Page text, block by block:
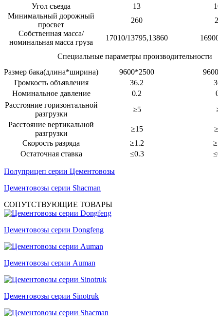
Угол съезда
13
Минимальный дорожный
просвет
260
Собственная масса/
номинальная масса груза
17010/13795,13860
Специальные параметры производительности
Размер бака(длина*ширина)
9600*2500
Громкость объявления
36.2
Номинальное давление
0.2
Расстояние горизонтальной
разгрузки
≥5
Расстояние вертикальной
разгрузки
≥15
Скорость разряда
≥1.2
Остаточная ставка
≤0.3
Полуприцеп серии Цементовозы
Цементовозы серии Shacman
СОПУТСТВУЮЩИЕ ТОВАРЫ
Цементовозы серии Dongfeng
Цементовозы серии Auman
Цементовозы серии Sinotruk